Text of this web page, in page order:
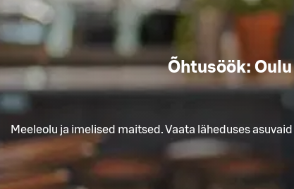
Õhtusöök: Oulu
Meeleolu ja imelised maitsed. Vaata läheduses